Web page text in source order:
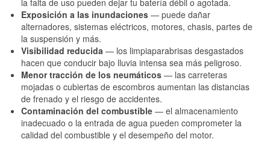
Exposición a las inundaciones — puede dañar
alternadores, sistemas eléctricos, motores, chasis, partes de
la suspensión y más.
Visibilidad reducida — los limpiaparabrisas desgastados
hacen que conducir bajo lluvia intensa sea más peligroso.
Menor tracción de los neumáticos — las carreteras
mojadas o cubiertas de escombros aumentan las distancias
de frenado y el riesgo de accidentes.
Contaminación del combustible — el almacenamiento
inadecuado o la entrada de agua pueden comprometer la
calidad del combustible y el desempeño del motor.